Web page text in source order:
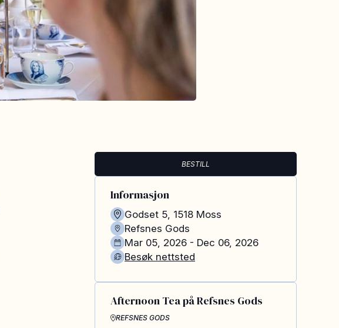
BESTILL
Informasjon
Godset 5, 1518 Moss
Refsnes Gods
Mar 05, 2026 - Dec 06, 2026
Besøk nettsted
Afternoon Tea på Refsnes Gods
REFSNES GODS